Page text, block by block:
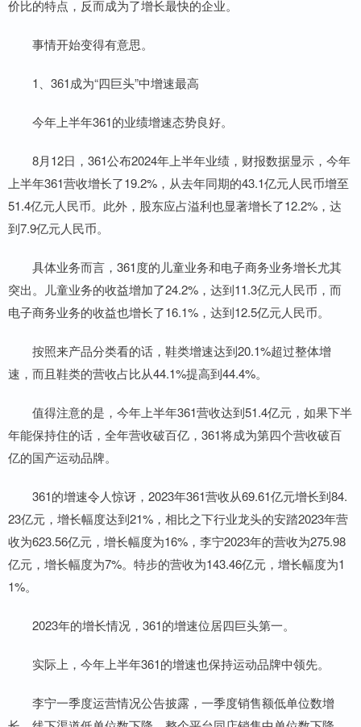
价比的特点，反而成为了增长最快的企业。
事情开始变得有意思。
1、361成为“四巨头”中增速最高
今年上半年361的业绩增速态势良好。
8月12日，361公布2024年上半年业绩，财报数据显示，今年
上半年361营收增长了19.2%，从去年同期的43.1亿元人民币增至
51.4亿元人民币。此外，股东应占溢利也显著增长了12.2%，达
到7.9亿元人民币。
具体业务而言，361度的儿童业务和电子商务业务增长尤其
突出。儿童业务的收益增加了24.2%，达到11.3亿元人民币，而
电子商务业务的收益也增长了16.1%，达到12.5亿元人民币。
按照来产品分类看的话，鞋类增速达到20.1%超过整体增
速，而且鞋类的营收占比从44.1%提高到44.4%。
值得注意的是，今年上半年361营收达到51.4亿元，如果下半
年能保持住的话，全年营收破百亿，361将成为第四个营收破百
亿的国产运动品牌。
361的增速令人惊讶，2023年361营收从69.61亿元增长到84.
23亿元，增长幅度达到21%，相比之下行业龙头的安踏2023年营
收为623.56亿元，增长幅度为16%，李宁2023年的营收为275.98
亿元，增长幅度为7%。特步的营收为143.46亿元，增长幅度为1
1%。
2023年的增长情况，361的增速位居四巨头第一。
实际上，今年上半年361的增速也保持运动品牌中领先。
李宁一季度运营情况公告披露，一季度销售额低单位数增